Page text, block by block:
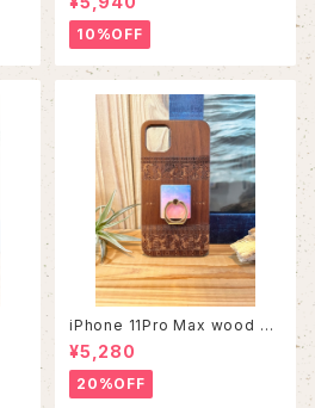
10%OFF
iPhone 11Pro Max wood ca
se
¥5,280
20%OFF